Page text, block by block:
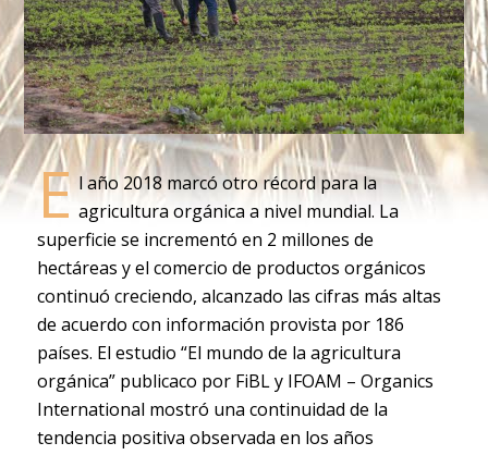
E l año 2018 marcó otro récord para la
agricultura orgánica a nivel mundial. La
superficie se incrementó en 2 millones de
hectáreas y el comercio de productos orgánicos
continuó creciendo, alcanzado las cifras más altas
de acuerdo con información provista por 186
países. El estudio “El mundo de la agricultura
orgánica” publicaco por FiBL y IFOAM – Organics
International mostró una continuidad de la
tendencia positiva observada en los años